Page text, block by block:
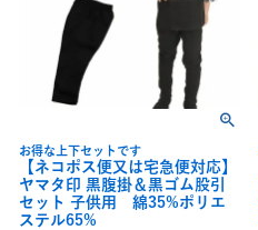
お得な上下セットです
【ネコポス便又は宅急便対応】
ヤマタ印 黒腹掛＆黒ゴム股引
セット 子供用 綿35%ポリエ
ステル65%